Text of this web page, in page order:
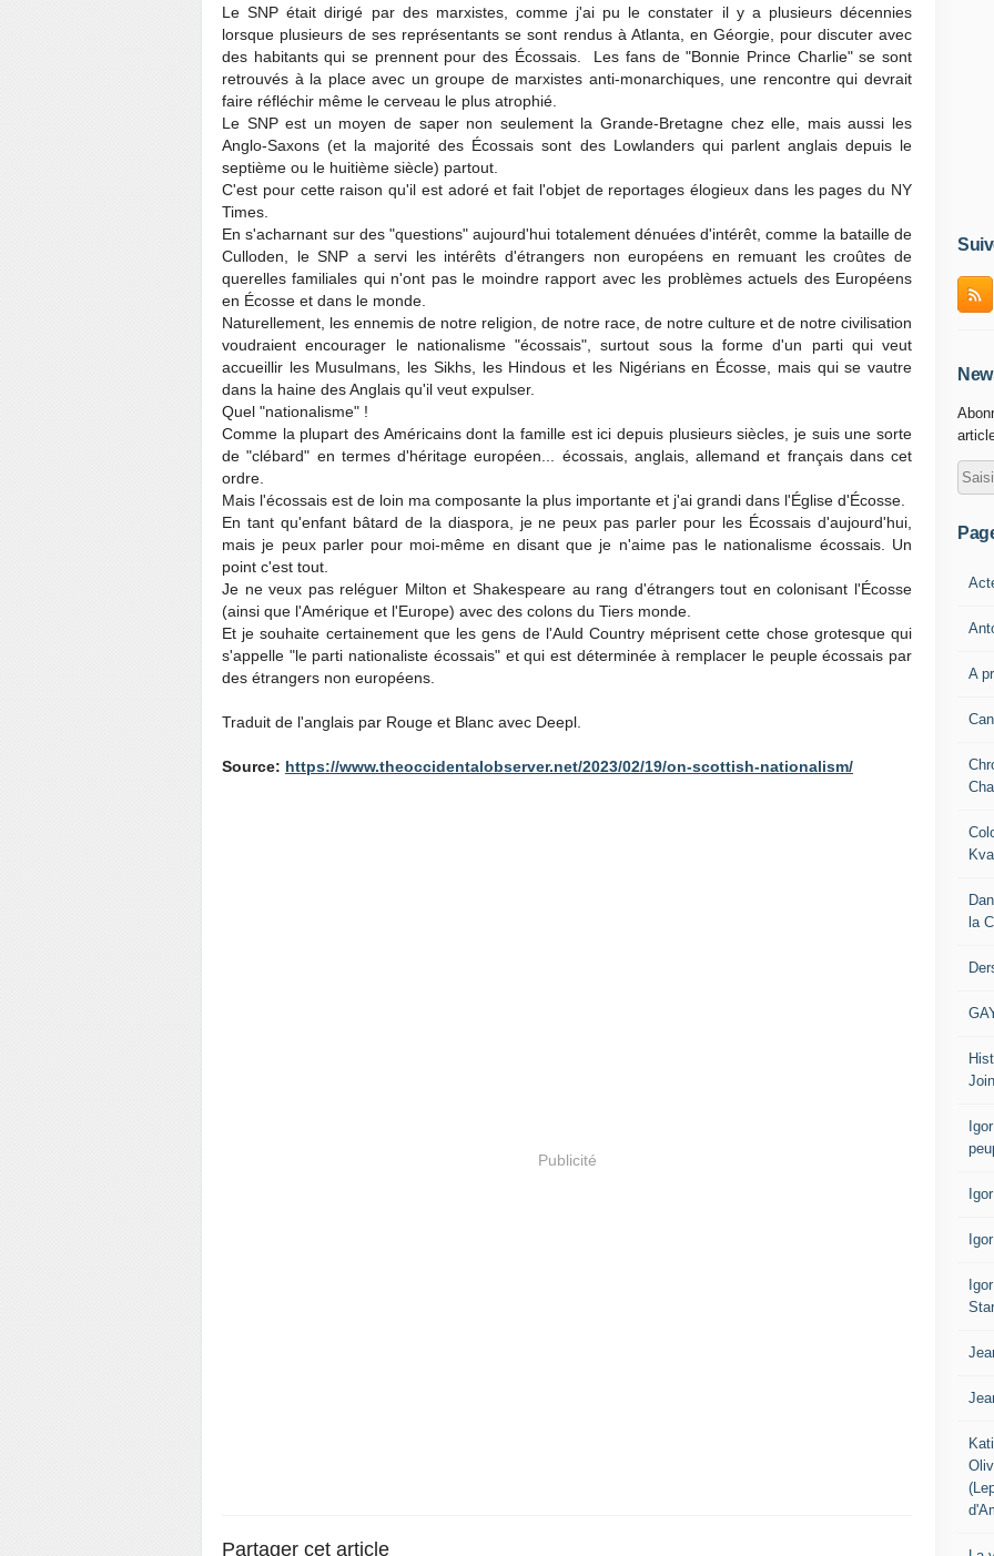
Le SNP était dirigé par des marxistes, comme j'ai pu le constater il y a plusieurs décennies
lorsque plusieurs de ses représentants se sont rendus à Atlanta, en Géorgie, pour discuter avec
des habitants qui se prennent pour des Écossais. Les fans de "Bonnie Prince Charlie" se sont
retrouvés à la place avec un groupe de marxistes anti-monarchiques, une rencontre qui devrait
faire réfléchir même le cerveau le plus atrophié.
Le SNP est un moyen de saper non seulement la Grande-Bretagne chez elle, mais aussi les
Anglo-Saxons (et la majorité des Écossais sont des Lowlanders qui parlent anglais depuis le
septième ou le huitième siècle) partout.
C'est pour cette raison qu'il est adoré et fait l'objet de reportages élogieux dans les pages du NY
Times.
En s'acharnant sur des "questions" aujourd'hui totalement dénuées d'intérêt, comme la bataille de
Culloden, le SNP a servi les intérêts d'étrangers non européens en remuant les croûtes de
querelles familiales qui n'ont pas le moindre rapport avec les problèmes actuels des Européens
en Écosse et dans le monde.
Naturellement, les ennemis de notre religion, de notre race, de notre culture et de notre civilisation
voudraient encourager le nationalisme "écossais", surtout sous la forme d'un parti qui veut
accueillir les Musulmans, les Sikhs, les Hindous et les Nigérians en Écosse, mais qui se vautre
dans la haine des Anglais qu'il veut expulser.
Quel "nationalisme" !
Comme la plupart des Américains dont la famille est ici depuis plusieurs siècles, je suis une sorte
de "clébard" en termes d'héritage européen... écossais, anglais, allemand et français dans cet
ordre.
Mais l'écossais est de loin ma composante la plus importante et j'ai grandi dans l'Église d'Écosse.
En tant qu'enfant bâtard de la diaspora, je ne peux pas parler pour les Écossais d'aujourd'hui,
mais je peux parler pour moi-même en disant que je n'aime pas le nationalisme écossais. Un
point c'est tout.
Je ne veux pas reléguer Milton et Shakespeare au rang d'étrangers tout en colonisant l'Écosse
(ainsi que l'Amérique et l'Europe) avec des colons du Tiers monde.
Et je souhaite certainement que les gens de l'Auld Country méprisent cette chose grotesque qui
s'appelle "le parti nationaliste écossais" et qui est déterminée à remplacer le peuple écossais par
des étrangers non européens.
Traduit de l'anglais par Rouge et Blanc avec Deepl.
Source: https://www.theoccidentalobserver.net/2023/02/19/on-scottish-nationalism/
Publicité
Partager cet article
A
la